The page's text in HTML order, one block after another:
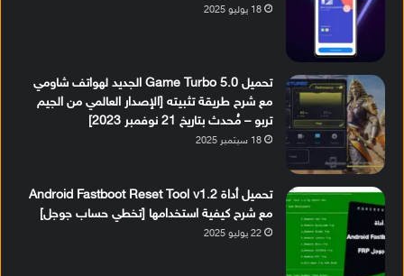
18 يوليو 2025
تحميل Game Turbo 5.0 الجديد لهواتف شاومي
مع شرح طريقة تثبيته [الإصدار العالمي من الجيم
تربو – مُحدث بتاريخ 21 نوفمبر 2023]
18 سبتمبر 2025
تحميل أداة Android Fastboot Reset Tool v1.2
مع شرح كيفية استخدامها [تخطي حساب جوجل]
22 يوليو 2025